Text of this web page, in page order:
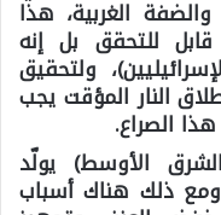
الغربية، هذا
للتحقق بل إنه
ولتحقيق
النار المؤقت يجب
الصراع.
الأوسط) يولّد
ومع ذلك هناك أسباب